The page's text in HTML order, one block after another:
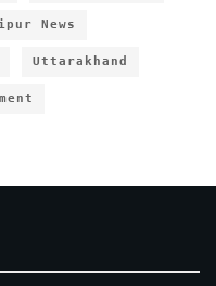
News
Uttarakhand